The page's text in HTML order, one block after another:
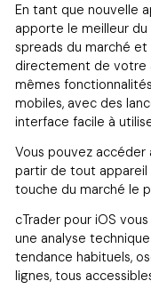
En tant que nouvelle
apporte le meilleur du
spreads du marché
directement de votre
mêmes
mobiles, avec des
interface facile à
Vous pouvez
partir de tout appareil
touche du marché le
cTrader pour iOS
une analyse
tendance habituels,
lignes, tous